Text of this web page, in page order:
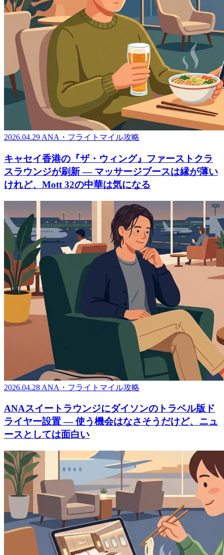
2026.04.29 ANA・フライトマイル攻略
キャセイ香港の『ザ・ウィング』ファーストクラ
スラウンジが刷新 ― マッサージブースは縁が薄い
けれど、Mott 32の中華は気になる
2026.04.28 ANA・フライトマイル攻略
ANAスイートラウンジにダイソンのトラベル版ド
ライヤー設置 ― 使う機会はなさそうだけど、ニュ
ースとしては面白い